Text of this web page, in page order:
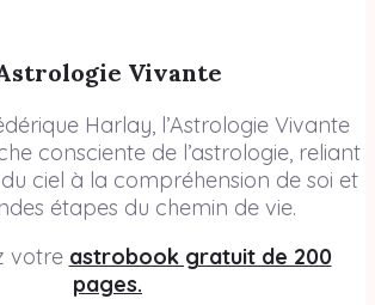
Vivante
Harlay, l’Astrologie Vivante
consciente de l’astrologie, reliant
ciel à la compréhension de soi et
étapes du chemin de vie.
votre astrobook gratuit de 200
pages.